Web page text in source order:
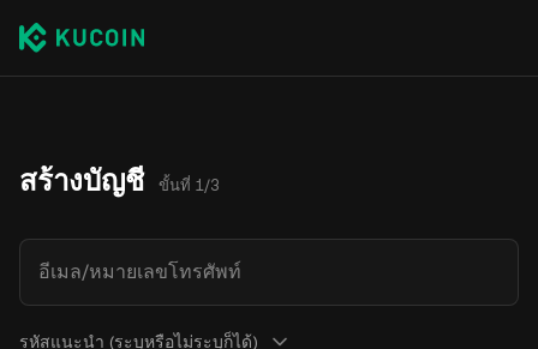
สร้างบัญชี ขั้นที่ 1/3
อีเมล/หมายเลขโทรศัพท์
รหัสแนะนำ (ระบุหรือไม่ระบุก็ได้)